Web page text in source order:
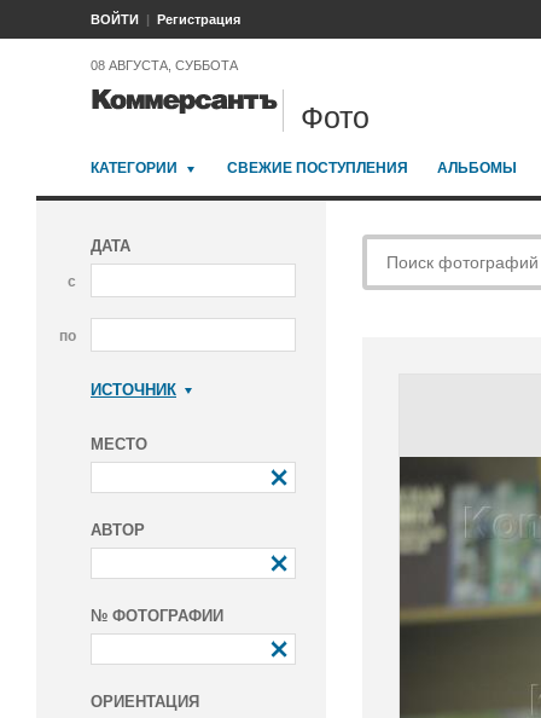
ВОЙТИ Регистрация
08 АВГУСТА, СУББОТА
Фото
КАТЕГОРИИ СВЕЖИЕ ПОСТУПЛЕНИЯ АЛЬБОМЫ
ДАТА
с
по
ИСТОЧНИК
МЕСТО
АВТОР
№ ФОТОГРАФИИ
ОРИЕНТАЦИЯ